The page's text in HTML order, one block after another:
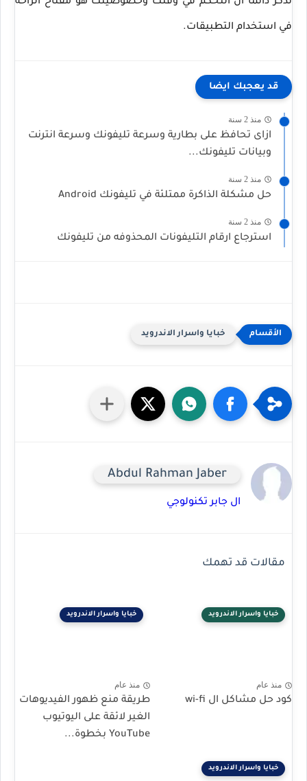
في استخدام التطبيقات.
قد يعجبك ايضا
منذ 2 سنة
ازاى تحافظ على بطارية وسرعة تليفونك وسرعة انترنت
وبيانات تليفونك...
منذ 2 سنة
حل مشكلة الذاكرة ممتلئة في تليفونك Android
منذ 2 سنة
استرجاع ارقام التليفونات المحذوفه من تليفونك
خبايا واسرار الاندرويد
Abdul Rahman Jaber
ال جابر تكنولوجي
مقالات قد تهمك
خبايا واسرار الاندرويد
منذ عام
كود حل مشاكل ال wi-fi
خبايا واسرار الاندرويد
منذ عام
طريقة منع ظهور الفيديوهات
الغير لائقة على اليوتيوب
YouTube بخطوة...
خبايا واسرار الاندرويد